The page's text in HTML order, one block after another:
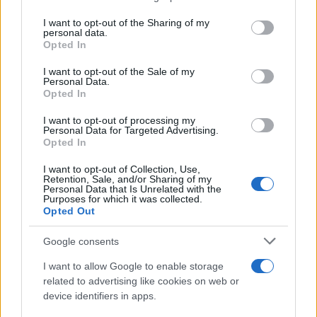
I want to opt-out of the Sharing of my
personal data.
Opted In
I want to opt-out of the Sale of my
Personal Data.
Opted In
I want to opt-out of processing my
Personal Data for Targeted Advertising.
Opted In
I want to opt-out of Collection, Use,
Retention, Sale, and/or Sharing of my
Personal Data that Is Unrelated with the
Purposes for which it was collected.
Opted Out
Google consents
I want to allow Google to enable storage
related to advertising like cookies on web or
device identifiers in apps.
chiaro.
A proposito di coerenza: come si comporteranno,
diventatoun trumpiano di ferro, quegli
audacissimi leoni da tastiera che, illudendosi
probabilmente di essere nelle condizioni di potere
fare un torto a Musk, si affrettarrono a fuggire da
(o minacciarono di farlo) dopo il trionfo
elettorale di The Donald? Cosa faranno, dinanzi
ennesima clamorosa giravolta del ceo di
, i vari Piero Pelù, Francesco Guccini, Stefano
Belisari (o se preferite Elio e le Storie tese),
Milena Gabanellie Alessandro